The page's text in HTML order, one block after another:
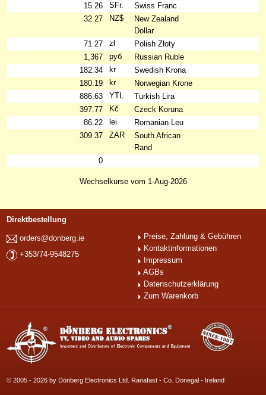
15.26
SFr.
Swiss Franc
32.27
NZ$
New Zealand
Dollar
71.27
zł
Polish Złoty
1,367
руб
Russian Ruble
182.34
kr
Swedish Krona
180.19
kr
Norwegian Krone
886.63
YTL
Turkish Lira
397.77
Kč
Czeck Koruna
86.22
lei
Romanian Leu
309.37
ZAR
South African
Rand
0
Wechselkurse vom 1-Aug-2026
Direktbestellung
orders@donberg.ie
+353/74-9548275
Preise, Zahlung & Gebühren
Kontaktinformationen
Impressum
AGBs
Datenschutzerklärung
Zum Warenkorb
© 2005 - 2026 by Dönberg Electronics Ltd. Ranafast - Co. Donegal - Ireland